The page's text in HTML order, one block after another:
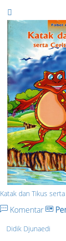
Katak dan Tikus
Komentar
Didik Djunaedi